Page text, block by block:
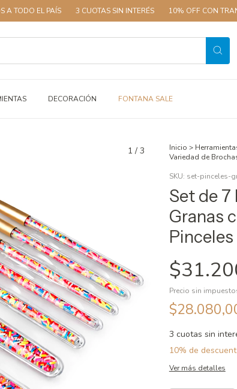
PAÍS 3 CUOTAS SIN INTERÉS 10% OFF CON
DECORACIÓN FONTANA SALE
1 / 3 Inicio >
Variedad de
SKU: set-pinceles-
Set de
Granas
Pinceles
Precio sin
3 cuotas sin
10% de
Ver más detalles